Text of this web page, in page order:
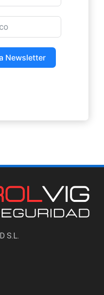
Newsletter
S.L.